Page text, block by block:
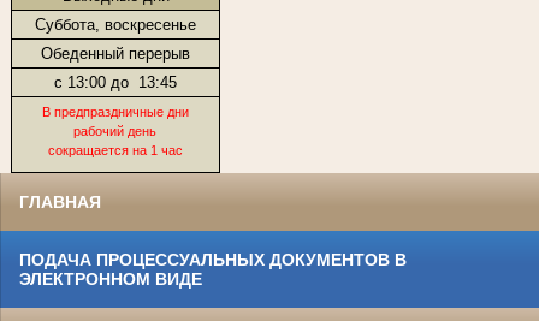
Суббота, воскресенье
Обеденный перерыв
с 13:00 до 13:45
В предпраздничные дни
рабочий день
сокращается на 1 час
ГЛАВНАЯ
ПОДАЧА ПРОЦЕССУАЛЬНЫХ ДОКУМЕНТОВ В
ЭЛЕКТРОННОМ ВИДЕ